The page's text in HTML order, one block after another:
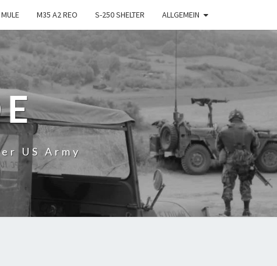
M35 A2 REO S-250 SHELTER ALLGEMEIN
US Army